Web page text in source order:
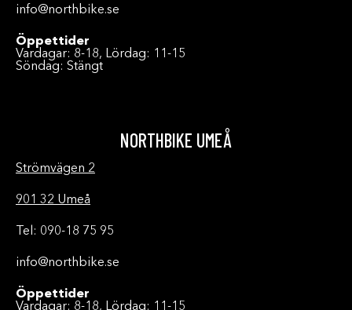
info@northbike.se
Öppettider
Vardagar: 8-18, Lördag: 11-15
Söndag: Stängt
NORTHBIKE UMEÅ
Strömvägen 2
901 32 Umeå
Tel: 090-18 75 95
info@northbike.se
Öppettider
Vardagar: 8-18, Lördag: 11-15